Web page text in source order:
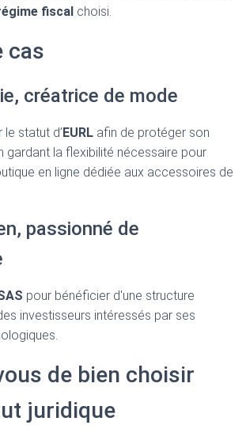
fiscal choisi.
cas
créatrice de mode
statut d’EURL afin de protéger son
gardant la flexibilité nécessaire pour
en ligne dédiée aux accessoires de
passionné de
pour bénéficier d'une structure
investisseurs intéressés par ses
de bien choisir
juridique